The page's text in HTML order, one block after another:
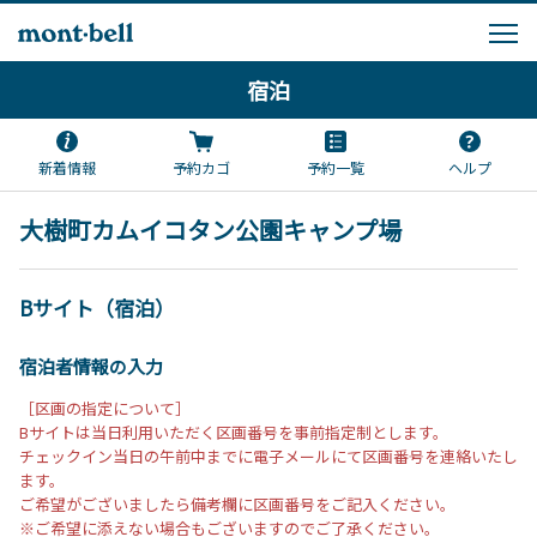
宿泊
新着情報 予約カゴ 予約一覧 ヘルプ
大樹町カムイコタン公園キャンプ場
Bサイト（宿泊）
宿泊者情報の入力
［区画の指定について］
Bサイトは当日利用いただく区画番号を事前指定制とします。
チェックイン当日の午前中までに電子メールにて区画番号を連絡いたし
ます。
ご希望がございましたら備考欄に区画番号をご記入ください。
※ご希望に添えない場合もございますのでご了承ください。